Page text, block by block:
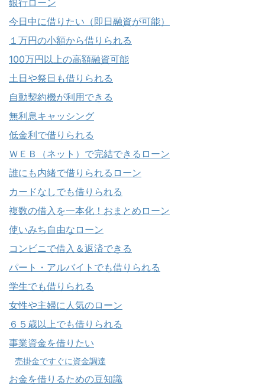
今日中に借りたい（即日融資が可能）
１万円の小額から借りられる
100万円以上の高額融資可能
土日や祭日も借りられる
自動契約機が利用できる
無利息キャッシング
低金利で借りられる
ＷＥＢ（ネット）で完結できるローン
誰にも内緒で借りられるローン
カードなしでも借りられる
複数の借入を一本化！おまとめローン
使いみち自由なローン
コンビニで借入＆返済できる
パート・アルバイトでも借りられる
学生でも借りられる
女性や主婦に人気のローン
６５歳以上でも借りられる
事業資金を借りたい
売掛金ですぐに資金調達
お金を借りるための豆知識